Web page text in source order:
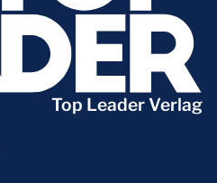
Top Leader Verlag